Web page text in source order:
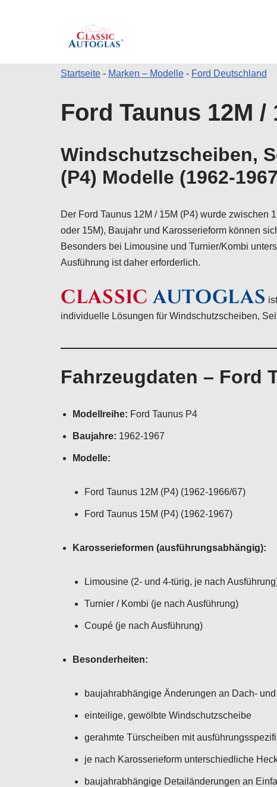
Startseite - Marken – Modelle - Ford Deutschland
Ford Taunus 12M
Windschutzscheiben,
(P4) Modelle (1962-
Der Ford Taunus 12M / 15M (P4) wurde zwischen
oder 15M), Baujahr und Karosserieform können
Besonders bei Limousine und Turnier/Kombi
Ausführung ist daher erforderlich.
CLASSIC AUTOGLAS
individuelle Lösungen für Windschutzscheiben,
Fahrzeugdaten – Ford
Modellreihe: Ford Taunus P4
Baujahre: 1962-1967
Modelle:
Ford Taunus 12M (P4) (1962-1966/67)
Ford Taunus 15M (P4) (1962-1967)
Karosserieformen (ausführungsabhängig):
Limousine (2- und 4-türig, je nach
Turnier / Kombi (je nach Ausführung)
Coupé (je nach Ausführung)
Besonderheiten:
baujahrabhängige Änderungen an Dach-
einteilige, gewölbte Windschutzscheibe
gerahmte Türscheiben mit
je nach Karosserieform unterschiedliche
baujahrabhängige Detailänderungen an